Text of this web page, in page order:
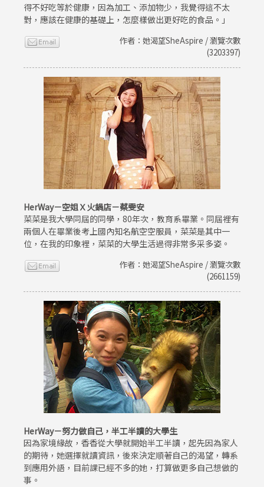
得不好吃等於健康，因為加工、添加物少，我覺得這不太
對，應該在健康的基礎上，怎麼樣做出更好吃的食品。」
作者：她渴望SheAspire / 瀏覽次數
(3203397)
HerWay－空姐Ｘ火鍋店－蔡雯安
菜菜是我大學同屆的同學，80年次，教育系畢業。同屆裡有
兩個人在畢業後考上國內知名航空空服員，菜菜是其中一
位，在我的印象裡，菜菜的大學生活過得非常多采多姿。
作者：她渴望SheAspire / 瀏覽次數
(2661159)
HerWay－努力做自己，半工半讀的大學生
因為家境緣故，香香從大學就開始半工半讀，起先因為家人
的期待，她選擇就讀資訊，後來決定順著自己的渴望，轉系
到應用外語，目前課已經不多的她，打算做更多自己想做的
事。